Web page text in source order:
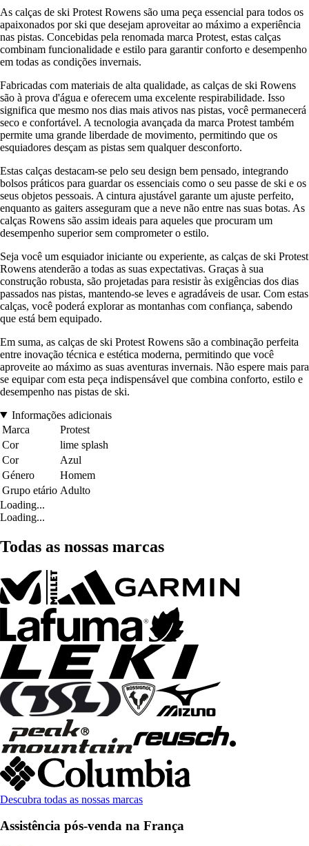
As calças de ski Protest Rowens são uma peça essencial para todos os
apaixonados por ski que desejam aproveitar ao máximo a experiência
nas pistas. Concebidas pela renomada marca Protest, estas calças
combinam funcionalidade e estilo para garantir conforto e desempenho
em todas as condições invernais.
Fabricadas com materiais de alta qualidade, as calças de ski Rowens
são à prova d'água e oferecem uma excelente respirabilidade. Isso
significa que mesmo nos dias mais ativos nas pistas, você permanecerá
seco e confortável. A tecnologia avançada da marca Protest também
permite uma grande liberdade de movimento, permitindo que os
esquiadores desçam as pistas sem qualquer desconforto.
Estas calças destacam-se pelo seu design bem pensado, integrando
bolsos práticos para guardar os essenciais como o seu passe de ski e os
seus objetos pessoais. A cintura ajustável garante um ajuste perfeito,
enquanto as gaiters asseguram que a neve não entre nas suas botas. As
calças Rowens são assim ideais para aqueles que procuram um
desempenho superior sem comprometer o estilo.
Seja você um esquiador iniciante ou experiente, as calças de ski Protest
Rowens atenderão a todas as suas expectativas. Graças à sua
construção robusta, são projetadas para resistir às exigências dos dias
passados nas pistas, mantendo-se leves e agradáveis de usar. Com estas
calças, você poderá explorar as montanhas com confiança, sabendo
que está bem equipado.
Em suma, as calças de ski Protest Rowens são a combinação perfeita
entre inovação técnica e estética moderna, permitindo que você
aproveite ao máximo as suas aventuras invernais. Não espere mais para
se equipar com esta peça indispensável que combina conforto, estilo e
desempenho nas pistas de ski.
Informações adicionais
Marca
Protest
Cor
lime splash
Cor
Azul
Género
Homem
Grupo etário Adulto
Loading...
Loading...
Todas as nossas marcas
Descubra todas as nossas marcas
Assistência pós-venda na França